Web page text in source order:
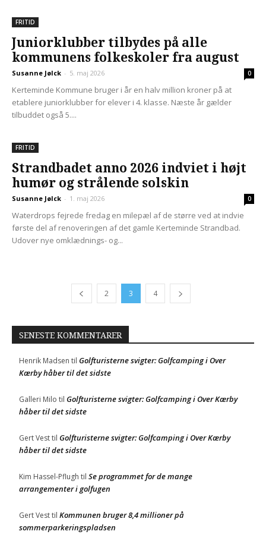
FRITID
Juniorklubber tilbydes på alle
kommunens folkeskoler fra august
Susanne Jølck - 5. maj 2026 0
Kerteminde Kommune bruger i år en halv million kroner på at
etablere juniorklubber for elever i 4. klasse. Næste år gælder
tilbuddet også 5....
FRITID
Strandbadet anno 2026 indviet i højt
humør og strålende solskin
Susanne Jølck - 1. maj 2026 0
Waterdrops fejrede fredag en milepæl af de større ved at indvie
første del af renoveringen af det gamle Kerteminde Strandbad.
Udover nye omklædnings- og...
2 3 4
SENESTE KOMMENTARER
Henrik Madsen til Golfturisterne svigter: Golfcamping i Over
Kærby håber til det sidste
Galleri Milo til Golfturisterne svigter: Golfcamping i Over Kærby
håber til det sidste
Gert Vesttil Golfturisterne svigter: Golfcamping i Over Kærby
håber til det sidste
Kim Hassel-Pflugh til Se programmet for de mange
arrangementer i golfugen
Gert Vesttil Kommunen bruger 8,4 millioner på
sommerparkeringspladsen